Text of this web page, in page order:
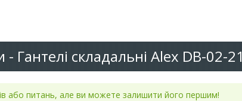
Гантелі складальні Alex DB-02-21
або питань, але ви можете залишити його першим!